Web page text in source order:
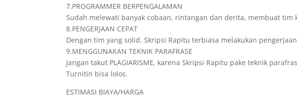
7.PROGRAMMER BERPENGALAMAN
Sudah melewati banyak cobaan, rintangan dan derita, membuat tim
8.PENGERJAAN CEPAT
Dengan tim yang solid. Skripsi Rapitu terbiasa melakukan
9.MENGGUNAKAN TEKNIK PARAFRASE
Jangan takut PLAGIARISME, karena Skripsi Rapitu pake teknik
Turnitin bisa lolos.
ESTIMASI BIAYA/HARGA